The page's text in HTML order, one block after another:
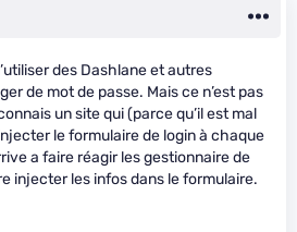
des Dashlane et autres
de mot de passe. Mais ce n’est pas
un site qui (parce qu’il est mal
le formulaire de login à chaque
a faire réagir les gestionnaire de
injecter les infos dans le formulaire.